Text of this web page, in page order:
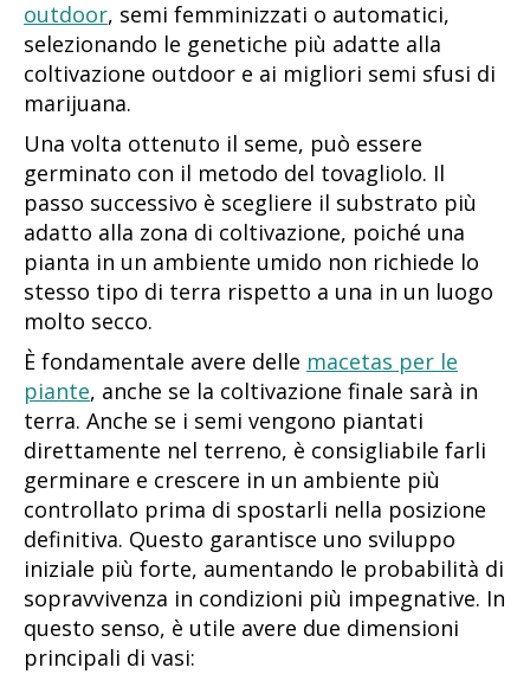
outdoor, semi femminizzati o automatici,
selezionando le genetiche più adatte alla
coltivazione outdoor e ai migliori semi sfusi di
marijuana.
Una volta ottenuto il seme, può essere
germinato con il metodo del tovagliolo. Il
passo successivo è scegliere il substrato più
adatto alla zona di coltivazione, poiché una
pianta in un ambiente umido non richiede lo
stesso tipo di terra rispetto a una in un luogo
molto secco.
È fondamentale avere delle macetas per le
piante, anche se la coltivazione finale sarà in
terra. Anche se i semi vengono piantati
direttamente nel terreno, è consigliabile farli
germinare e crescere in un ambiente più
controllato prima di spostarli nella posizione
definitiva. Questo garantisce uno sviluppo
iniziale più forte, aumentando le probabilità di
sopravvivenza in condizioni più impegnative. In
questo senso, è utile avere due dimensioni
principali di vasi: